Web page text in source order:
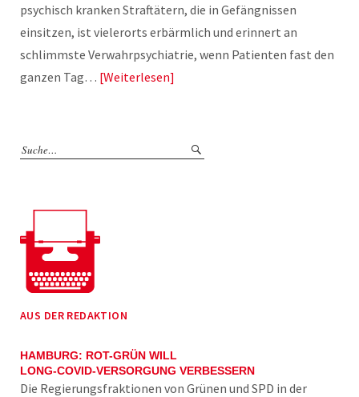
psychisch kranken Straftätern, die in Gefängnissen
einsitzen, ist vielerorts erbärmlich und erinnert an
schlimmste Verwahrpsychiatrie, wenn Patienten fast den
ganzen Tag… Weiterlesen
AUS DER REDAKTION
HAMBURG: ROT-GRÜN WILL
LONG-COVID-VERSORGUNG VERBESSERN
Die Regierungsfraktionen von Grünen und SPD in der